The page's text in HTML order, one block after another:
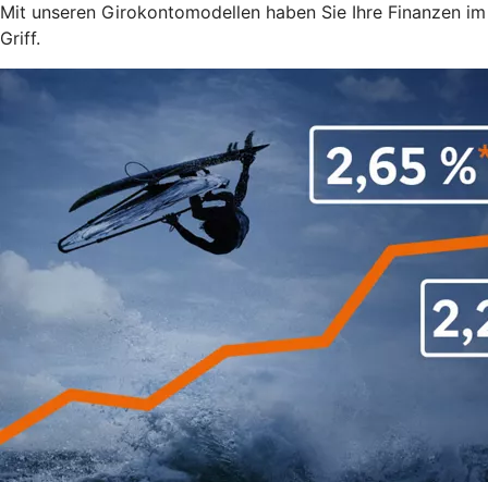
Mit unseren Girokontomodellen haben Sie Ihre Finanzen im
Griff.